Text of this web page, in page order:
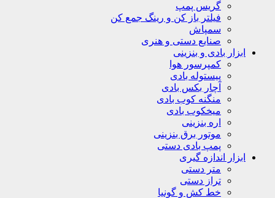
گریس پمپ
فیلتر باز کن و رینگ جمع کن
سمپاش
صنایع دستی و هنری
ابزار بادی و بنزینی
کمپرسور هوا
پیستوله بادی
آچار بکس بادی
منگنه کوب بادی
میخکوب بادی
اره بنزینی
موتور برق بنزینی
پمپ بادی دستی
ابزار اندازه گیری
متر دستی
تراز دستی
خط کش و گونیا